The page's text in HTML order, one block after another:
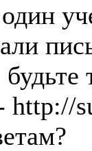
http://